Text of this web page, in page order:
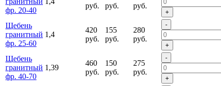
фр. 20-40
руб.
руб.
руб.
+
Щебень
гранитный
фр. 25-60
1,4
420
руб.
155
руб.
280
руб.
-
+
Щебень
гранитный
фр. 40-70
1,39
460
руб.
150
руб.
275
руб.
-
+